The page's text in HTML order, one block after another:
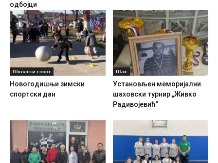
одбојци
Школски спорт
Новогодишњи зимски
спортски дан
Шах
Установљен меморијални
шаховски турнир „Живко
Радивојевић“